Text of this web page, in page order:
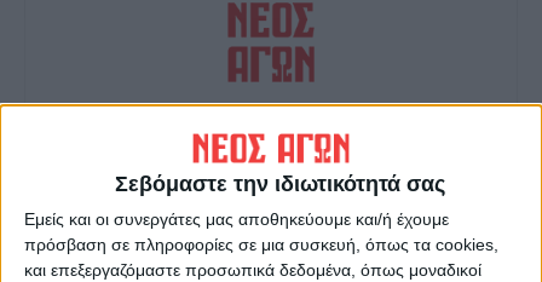
Σεβόμαστε την ιδιωτικότητά σας
Εμείς και οι συνεργάτες μας αποθηκεύουμε και/ή έχουμε
πρόσβαση σε πληροφορίες σε μια συσκευή, όπως τα cookies,
και επεξεργαζόμαστε προσωπικά δεδομένα, όπως μοναδικοί
ΝΕΟΣ ΑΓΩΝ